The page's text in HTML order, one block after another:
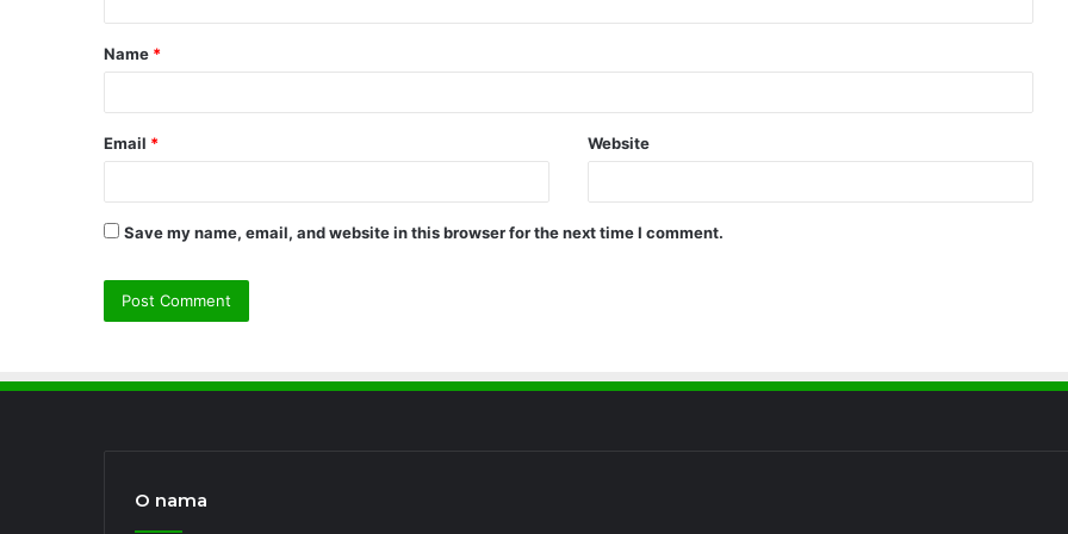
t
*
Name *
Email * Website
Save my name, email, and website in this browser for the next time I comment.
O nama